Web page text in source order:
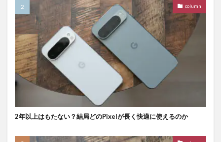
column
2年以上はもたない？結局どのPixelが長く快適に使えるのか